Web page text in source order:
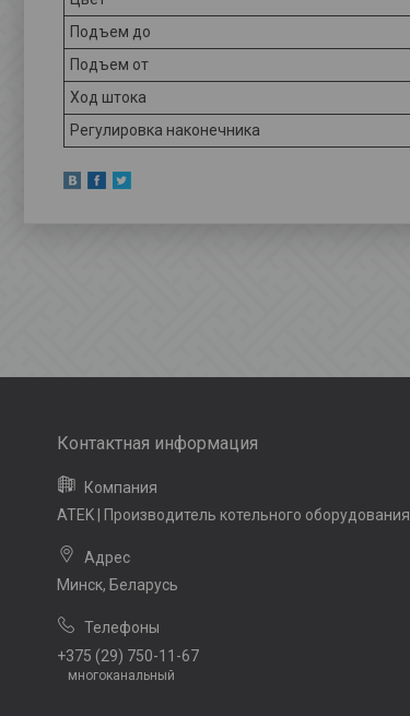
Подъем до
Подъем от
Ход штока
Регулировка наконечника
ATEK | Производитель котельного оборудования
Минск, Беларусь
+375 (29) 750-11-67
многоканальный